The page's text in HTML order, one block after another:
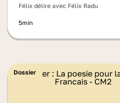
Félix délire avec Félix Radu
5min
Dossier